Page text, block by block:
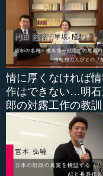
情に厚くなければ
作はできない…明石
郎の対露工作の教訓